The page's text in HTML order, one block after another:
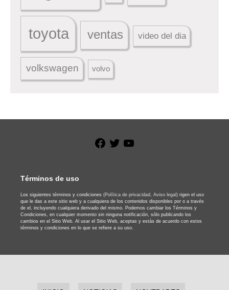
toyota ventas video del dia
volkswagen volvo
Facebook
Twitter
Términos de uso
Los siguientes términos y condiciones (Política de privacidad, Aviso legal) rigen el uso
que le das a este sitio web y a cualquiera de los contenidos disponibles por o a través
de el, incluyendo cualquiera derivado del mismo. Podemos cambiar los Términos y
Condiciones, en cualquier momento sin ninguna notificación, sólo publicando los
cambios en el Sitio Web. Al usar el Sitio Web, aceptas y estás de acuerdo con estos
términos y condiciones en lo que se refiere a su uso.